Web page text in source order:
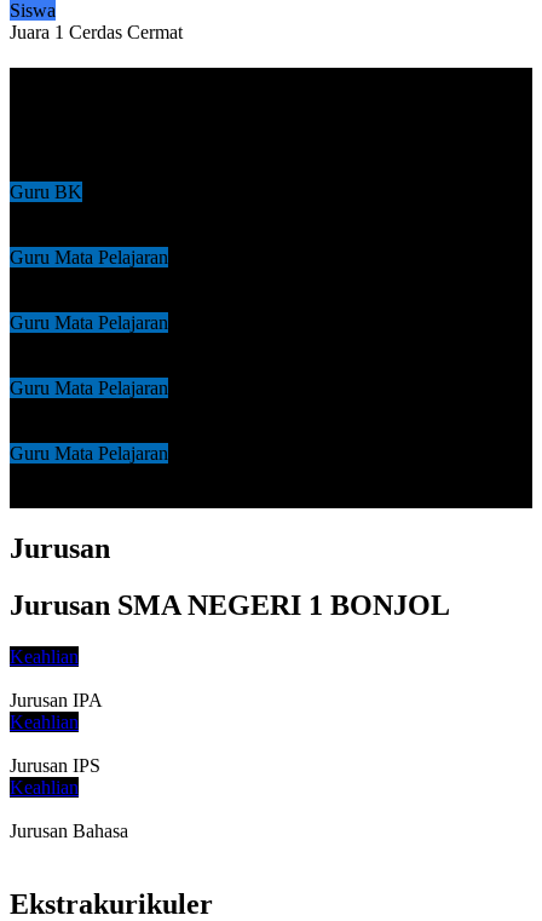
Siswa
Juara 1 Cerdas Cermat
Guru BK
Guru Mata Pelajaran
Guru Mata Pelajaran
Guru Mata Pelajaran
Guru Mata Pelajaran
Jurusan
Jurusan SMA NEGERI 1 BONJOL
Keahlian
Jurusan IPA
Keahlian
Jurusan IPS
Keahlian
Jurusan Bahasa
Ekstrakurikuler